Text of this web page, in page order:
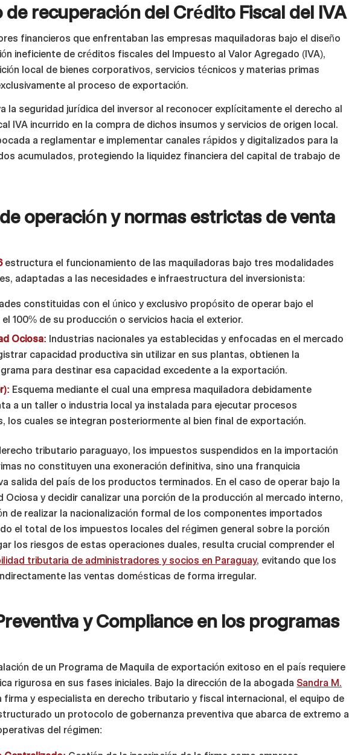
de recuperación del Crédito Fiscal del IVA
financieros que enfrentaban las empresas maquiladoras bajo el diseño
ineficiente de créditos fiscales del Impuesto al Valor Agregado (IVA),
local de bienes corporativos, servicios técnicos y materias primas
al proceso de exportación.
la seguridad jurídica del inversor al reconocer explícitamente el derecho al
IVA incurrido en la compra de dichos insumos y servicios de origen local.
a reglamentar e implementar canales rápidos y digitalizados para la
acumulados, protegiendo la liquidez financiera del capital de trabajo de
operación y normas estrictas de venta
estructura el funcionamiento de las maquiladoras bajo tres modalidades
adaptadas a las necesidades e infraestructura del inversionista:
constituidas con el único y exclusivo propósito de operar bajo el
100% de su producción o servicios hacia el exterior.
Ociosa: Industrias nacionales ya establecidas y enfocadas en el mercado
capacidad productiva sin utilizar en sus plantas, obtienen la
para destinar esa capacidad excedente a la exportación.
Esquema mediante el cual una empresa maquiladora debidamente
a un taller o industria local ya instalada para ejecutar procesos
los cuales se integran posteriormente al bien final de exportación.
tributario paraguayo, los impuestos suspendidos en la importación
no constituyen una exoneración definitiva, sino una franquicia
salida del país de los productos terminados. En el caso de operar bajo la
Ociosa y decidir canalizar una porción de la producción al mercado interno,
de realizar la nacionalización formal de los componentes importados
el total de los impuestos locales del régimen general sobre la porción
los riesgos de estas operaciones duales, resulta crucial comprender el
tributaria de administradores y socios en Paraguay, evitando que los
las ventas domésticas de forma irregular.
y Compliance en los programas
de un Programa de Maquila de exportación exitoso en el país requiere
rigurosa en sus fases iniciales. Bajo la dirección de la abogada Sandra M.
firma y especialista en derecho tributario y fiscal internacional, el equipo de
un protocolo de gobernanza preventiva que abarca de extremo a
del régimen: